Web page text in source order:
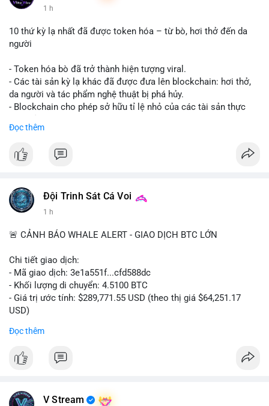
1 h
10 thứ kỳ lạ nhất đã được token hóa – từ bò, hơi thở đến da
người
- Token hóa bò đã trở thành hiện tượng viral.
- Các tài sản kỳ lạ khác đã được đưa lên blockchain: hơi thở,
da người và tác phẩm nghệ thuật bị phá hủy.
- Blockchain cho phép sở hữu tỉ lệ nhỏ của các tài sản thực
- Câu hỏi về pháp lý, đạo đức và bảo mật đang được đặt ra.
bất thường.
$btc $eth
#vlikevn #titanbot
📰 Nguồn: Cointelegraph
Đọc thêm
Đội Trinh Sát Cá Voi
1 h
🚨 CẢNH BÁO WHALE ALERT - GIAO DỊCH BTC LỚN
Chi tiết giao dịch:
- Mã giao dịch: 3e1a551f...cfd588dc
- Khối lượng di chuyển: 4.5100 BTC
- Giá trị ước tính: $289,771.55 USD (theo thị giá $64,251.17
USD)
Giao dịch 4.51 BTC trị giá gần 290 nghìn USD được phát hiện
đang tái cơ cấu danh mục, không phải áp lực bán khẩn cấp.
Đọc thêm
V Stream